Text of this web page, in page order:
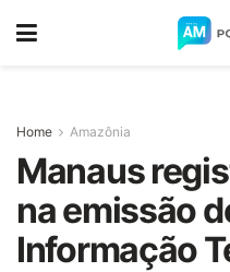
Home Amazônia
Manaus
na emissão
Informação